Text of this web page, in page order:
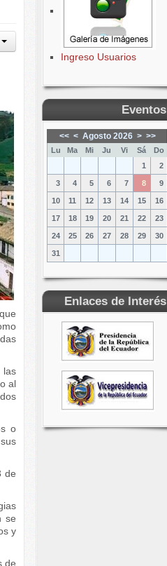
las
al
o
de
se
y
de
Ingreso Usuarios
Eventos
<< < Agosto 2026 > >>
Lu Ma Mi Ju Vi Sá
Do
1
2
3 4 5 6 7 8 9
10 11 12 13 14 15 16
17 18 19 20 21 22 23
24 25 26 27 28 29 30
31
Enlaces de Interés